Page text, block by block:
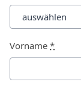
Vorname *